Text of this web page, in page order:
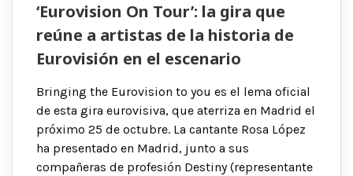
‘Eurovision On Tour’: la gira que
reúne a artistas de la historia de
Eurovisión en el escenario
Bringing the Eurovision to you es el lema oficial
de esta gira eurovisiva, que aterriza en Madrid el
próximo 25 de octubre. La cantante Rosa López
ha presentado en Madrid, junto a sus
compañeras de profesión Destiny (representante